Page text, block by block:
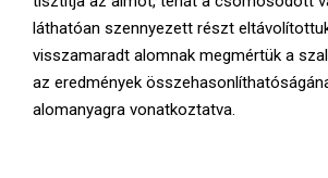
láthatóan szennyezett részt
visszamaradt alomnak megmértük a
az eredmények
alomanyagra vonatkoztatva.